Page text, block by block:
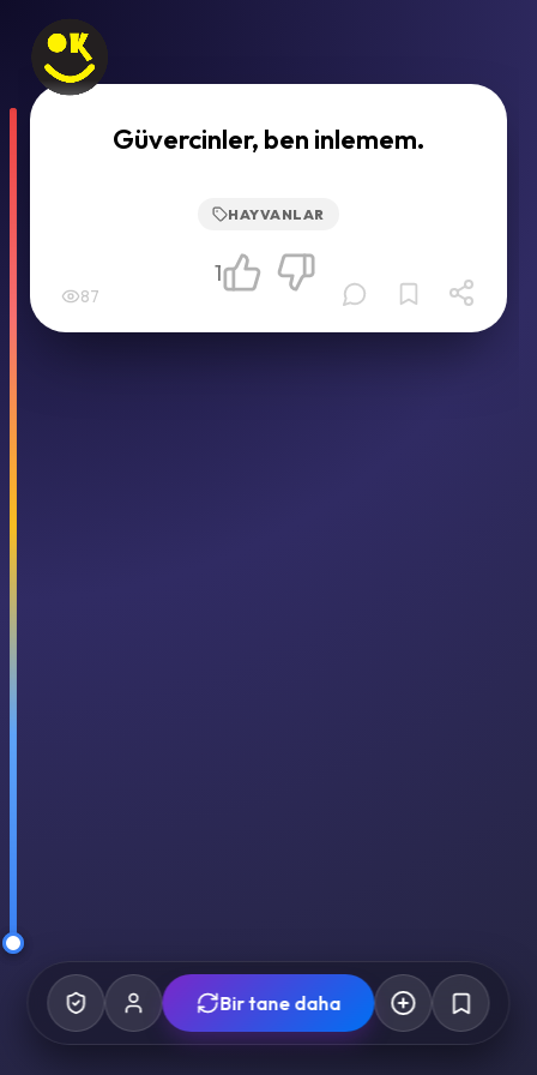
Güvercinler, ben inlemem.
HAYVANLAR
87
1
Bir tane daha